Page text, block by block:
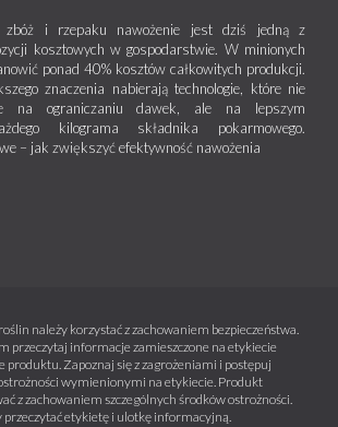
i rzepaku nawożenie jest dziś jedną z
kosztowych w gospodarstwie. W minionych
ponad 40% kosztów całkowitych produkcji.
znaczenia nabierają technologie, które nie
na ograniczaniu dawek, ale na lepszym
kilograma składnika pokarmowego.
– jak zwiększyć efektywność nawożenia
należy korzystać z zachowaniem bezpieczeństwa.
przeczytaj informacje zamieszczone na etykiecie
produktu. Zapoznaj się z zagrożeniami i postępuj
wymienionymi na etykiecie. Produkt
z zachowaniem szczególnych środków ostrożności.
przeczytać etykietę i ulotkę informacyjną.